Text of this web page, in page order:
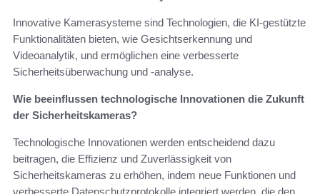
Innovative Kamerasysteme sind Technologien, die KI-gestützte
Funktionalitäten bieten, wie Gesichtserkennung und
Videoanalytik, und ermöglichen eine verbesserte
Sicherheitsüberwachung und -analyse.
Wie beeinflussen technologische Innovationen die Zukunft
der Sicherheitskameras?
Technologische Innovationen werden entscheidend dazu
beitragen, die Effizienz und Zuverlässigkeit von
Sicherheitskameras zu erhöhen, indem neue Funktionen und
verbesserte Datenschutzprotokolle integriert werden, die den